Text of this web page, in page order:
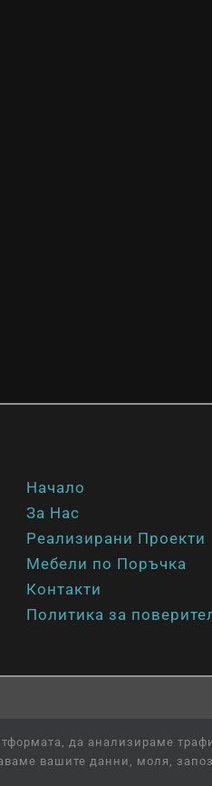
Начало
За Нас
Реализирани Проекти
Мебели по Поръчка
Контакти
Политика за
Ltdда анализираме
вашите данни, моля,